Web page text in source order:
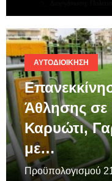
ΑΥΤΟΔΙΟΊΚΗΣΗ
Άθλησης σε
Καρυώτι,
με…
Προϋπολογισμού